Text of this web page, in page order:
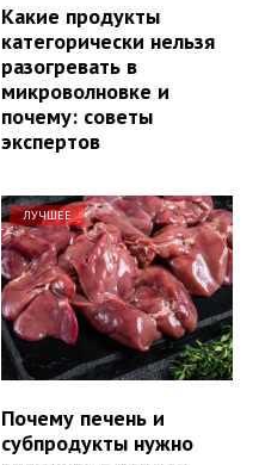
Какие продукты
категорически нельзя
разогревать в
микроволновке и
почему: советы
экспертов
ЛУЧШЕЕ
Почему печень и
субпродукты нужно